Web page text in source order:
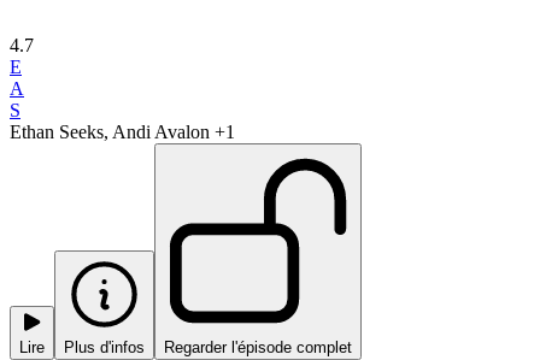
4.7
E
A
S
Ethan Seeks, Andi Avalon +1
Lire Plus d'infos Regarder l'épisode complet